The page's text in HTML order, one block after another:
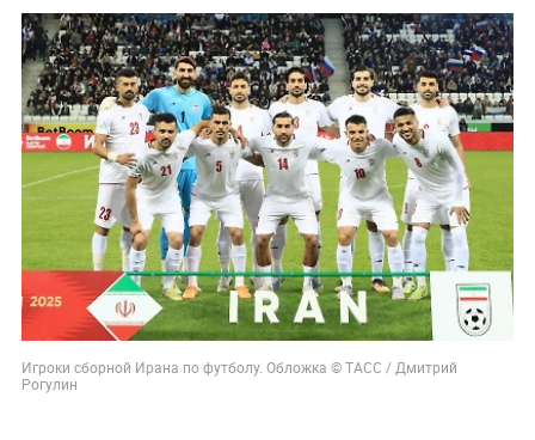
Игроки сборной Ирана по футболу. Обложка © ТАСС / Дмитрий
Рогулин